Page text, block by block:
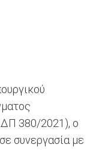
380/2021), ο
συνεργασία με